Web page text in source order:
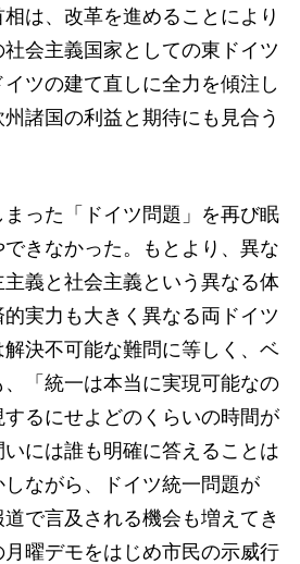
は、改革を進めることにより
会主義国家としての東ドイツ
ツの建て直しに全力を傾注し
諸国の利益と期待にも見合う
った「ドイツ問題」を再び眠
きなかった。もとより、異な
義と社会主義という異なる体
実力も大きく異なる両ドイツ
決不可能な難問に等しく、ベ
「統一は本当に実現可能なの
るにせよどのくらいの時間が
には誰も明確に答えることは
ながら、ドイツ統一問題が
で言及される機会も増えてき
曜デモをはじめ市民の示威行